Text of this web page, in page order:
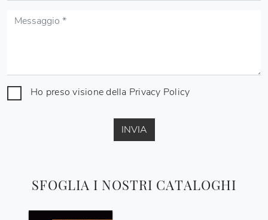
SFOGLIA I NOSTRI CATALOGHI
Ho preso visione della Privacy Policy
INVIA